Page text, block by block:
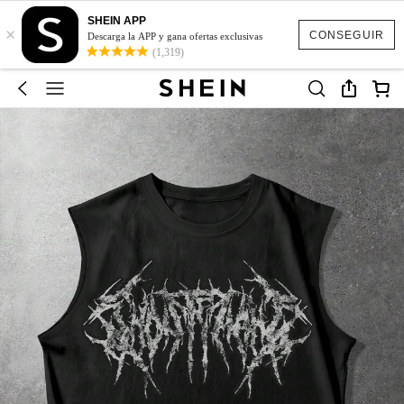
CONSEGUIR
×
SHEIN APP
Descarga la APP y gana ofertas exclusivas
(1,319)